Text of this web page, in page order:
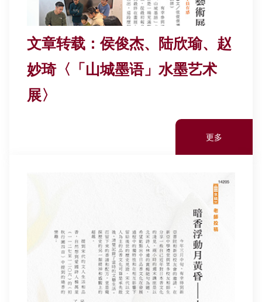
文章转载：侯俊杰、陆欣瑜、赵
妙琦〈「山城墨语」水墨艺术
展〉
更多